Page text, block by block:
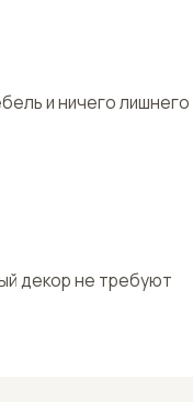
и ничего лишнего
декор не требуют